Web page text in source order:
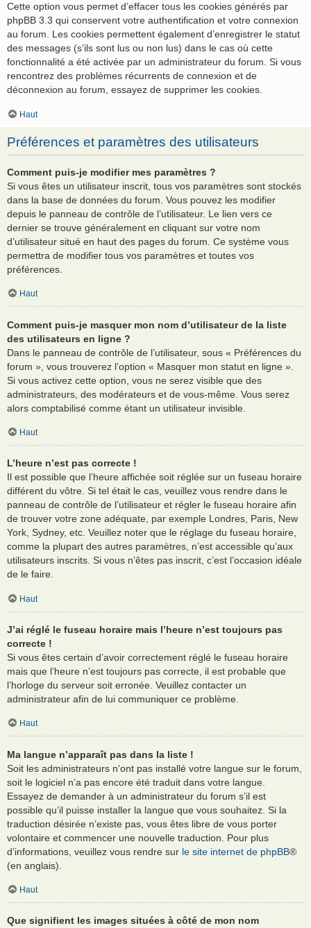
Cette option vous permet d’effacer tous les cookies générés par
phpBB 3.3 qui conservent votre authentification et votre connexion
au forum. Les cookies permettent également d’enregistrer le statut
des messages (s’ils sont lus ou non lus) dans le cas où cette
fonctionnalité a été activée par un administrateur du forum. Si vous
rencontrez des problèmes récurrents de connexion et de
déconnexion au forum, essayez de supprimer les cookies.
Haut
Préférences et paramètres des utilisateurs
Comment puis-je modifier mes paramètres ?
Si vous êtes un utilisateur inscrit, tous vos paramètres sont stockés
dans la base de données du forum. Vous pouvez les modifier
depuis le panneau de contrôle de l’utilisateur. Le lien vers ce
dernier se trouve généralement en cliquant sur votre nom
d’utilisateur situé en haut des pages du forum. Ce système vous
permettra de modifier tous vos paramètres et toutes vos
préférences.
Haut
Comment puis-je masquer mon nom d’utilisateur de la liste
des utilisateurs en ligne ?
Dans le panneau de contrôle de l’utilisateur, sous « Préférences du
forum », vous trouverez l’option « Masquer mon statut en ligne ».
Si vous activez cette option, vous ne serez visible que des
administrateurs, des modérateurs et de vous-même. Vous serez
alors comptabilisé comme étant un utilisateur invisible.
Haut
L’heure n’est pas correcte !
Il est possible que l’heure affichée soit réglée sur un fuseau horaire
différent du vôtre. Si tel était le cas, veuillez vous rendre dans le
panneau de contrôle de l’utilisateur et régler le fuseau horaire afin
de trouver votre zone adéquate, par exemple Londres, Paris, New
York, Sydney, etc. Veuillez noter que le réglage du fuseau horaire,
comme la plupart des autres paramètres, n’est accessible qu’aux
utilisateurs inscrits. Si vous n’êtes pas inscrit, c’est l’occasion idéale
de le faire.
Haut
J’ai réglé le fuseau horaire mais l’heure n’est toujours pas
correcte !
Si vous êtes certain d’avoir correctement réglé le fuseau horaire
mais que l’heure n’est toujours pas correcte, il est probable que
l’horloge du serveur soit erronée. Veuillez contacter un
administrateur afin de lui communiquer ce problème.
Haut
Ma langue n’apparaît pas dans la liste !
Soit les administrateurs n’ont pas installé votre langue sur le forum,
soit le logiciel n’a pas encore été traduit dans votre langue.
Essayez de demander à un administrateur du forum s’il est
possible qu’il puisse installer la langue que vous souhaitez. Si la
traduction désirée n’existe pas, vous êtes libre de vous porter
volontaire et commencer une nouvelle traduction. Pour plus
d’informations, veuillez vous rendre sur le site internet de phpBB®
(en anglais).
Haut
Que signifient les images situées à côté de mon nom